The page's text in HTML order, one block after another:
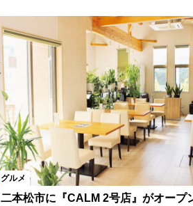
グルメ
二本松市に『CALM 2号店』がオープ